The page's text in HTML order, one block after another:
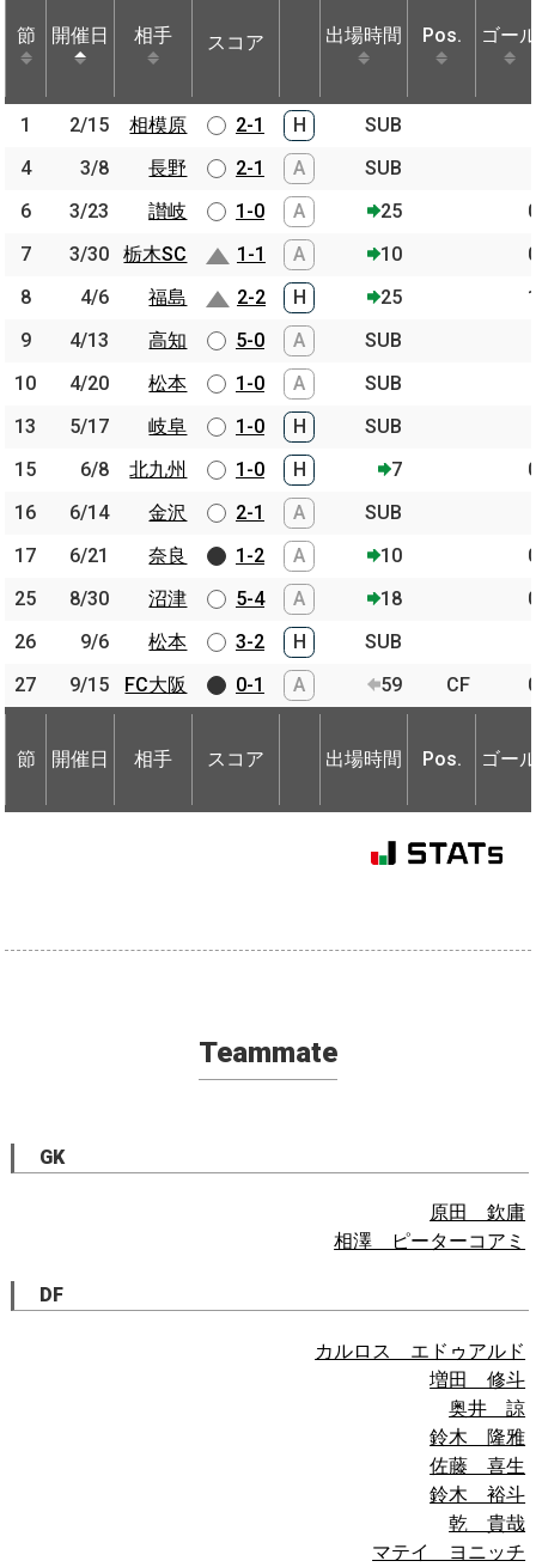
節 開催日 相手 スコア 出場時間 Pos. ゴー
節 開催日 相手 スコア 出場時間
1 2/15 相模原 2-1 H
SUB
4
3/8 長野 2-1 A
SUB
6
3/23 讃岐 1-0 A 25
7
3/30 栃木SC 1-1 A 10
8
4/6 福島 2-2 H 25
9
4/13 高知 5-0 A
SUB
10
4/20 松本 1-0 A
SUB
13
5/17 岐阜 1-0 H
SUB
15
6/8 北九州 1-0 H 7
16
6/14 金沢 2-1 A
SUB
17
6/21 奈良 1-2 A 10
25
8/30 沼津 5-4 A 18
26
9/6 松本 3-2 H
SUB
27
9/15 FC大阪 0-1 A 59 CF
節 開催日 相手 スコア 出場時間 Pos. ゴー
節 開催日 相手
1 2/15
相模原
4
3/8
長野
6
3/23
讃岐
7
3/30
栃木SC
8
4/6
福島
9
4/13
高知
10
4/20
松本
13
5/17
岐阜
15
6/8
北九州
16
6/14
金沢
17
6/21
奈良
25
8/30
沼津
26
9/6
松本
27
9/15 FC大阪
節 開催日 相手
Teammate
GK
原田 欽庸
相澤 ピーターコアミ
DF
カルロス エドゥアルド
増田 修斗
奥井 諒
鈴木 隆雅
佐藤 喜生
鈴木 裕斗
乾 貴哉
マテイ ヨニッチ